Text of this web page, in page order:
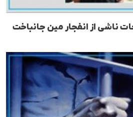
ناشی از انفجار مین جانباخت